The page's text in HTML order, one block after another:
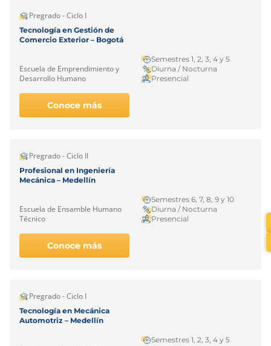
Pregrado - Ciclo I
Tecnología en Gestión de
Comercio Exterior – Bogotá
Escuela de Emprendimiento y
Desarrollo Humano
Semestres 1, 2, 3, 4 y 5
Diurna / Nocturna
Presencial
Conoce más
Pregrado - Ciclo II
Profesional en Ingeniería
Mecánica – Medellín
Escuela de Ensamble Humano
Técnico
Semestres 6, 7, 8, 9 y 10
Diurna / Nocturna
Presencial
Conoce más
Pregrado - Ciclo I
Tecnología en Mecánica
Automotriz – Medellín
Semestres 1, 2, 3, 4 y 5